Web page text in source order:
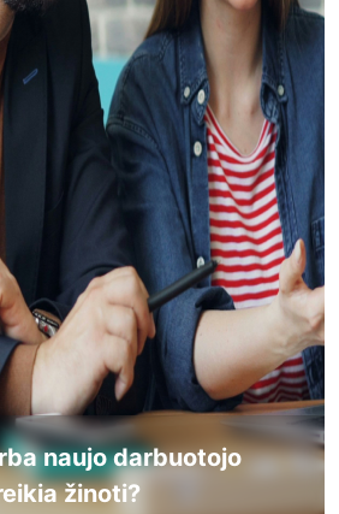
naujo darbuotojo
žinoti?